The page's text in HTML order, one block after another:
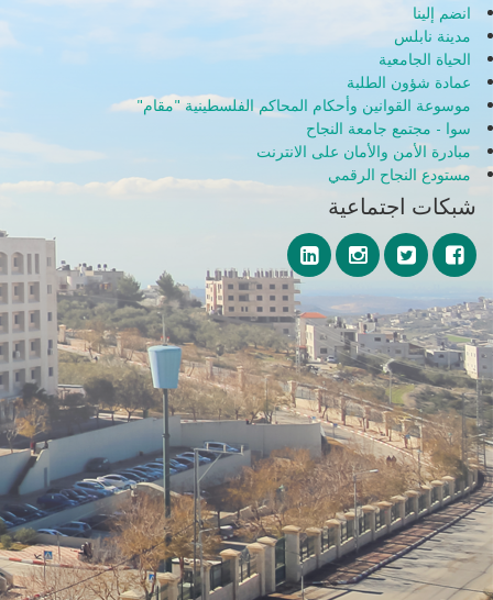
انضم إلينا
مدينة نابلس
الحياة الجامعية
عمادة شؤون الطلبة
موسوعة القوانين وأحكام المحاكم الفلسطينية "مقام"
سوا - مجتمع جامعة النجاح
مبادرة الأمن والأمان على الانترنت
مستودع النجاح الرقمي
شبكات اجتماعية